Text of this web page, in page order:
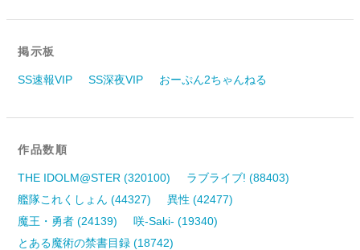
掲示板
SS速報VIP SS深夜VIP おーぷん2ちゃんねる
作品数順
THE IDOLM@STER (320100)
ラブライブ! (88403)
艦隊これくしょん (44327)
異性 (42477)
魔王・勇者 (24139)
咲-Saki- (19340)
とある魔術の禁書目録 (18742)